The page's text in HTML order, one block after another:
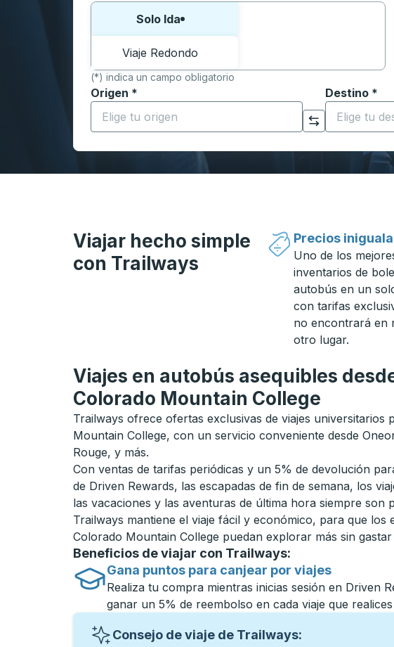
Elija una forma o viaje de ida y vuelta:
Solo Ida
Viaje Redondo
(*) indica un campo obligatorio
Origen *
Comience a escribir la ciudad de origen para abrir las
Haga clic para cambiar sus selecciones de origen y destino
Destino *
Comience a
Viajar hecho simple
con Trailways
Precios
Uno de los
inventarios de
autobús en un
con tarifas
no encontrará en
otro lugar.
Viajes en autobús asequibles
Colorado Mountain College
Trailways ofrece ofertas exclusivas de viajes universitarios
Mountain College, con un servicio conveniente desde
Rouge, y más.
Con ventas de tarifas periódicas y un 5% de devolución
de Driven Rewards, las escapadas de fin de semana, los
las vacaciones y las aventuras de última hora siempre son
Trailways mantiene el viaje fácil y económico, para que los
Colorado Mountain College puedan explorar más sin gastar
Beneficios de viajar con Trailways:
Gana puntos para canjear por viajes
Realiza tu compra mientras inicias sesión en Driven
ganar un 5% de reembolso en cada viaje que realices
Consejo de viaje de Trailways: